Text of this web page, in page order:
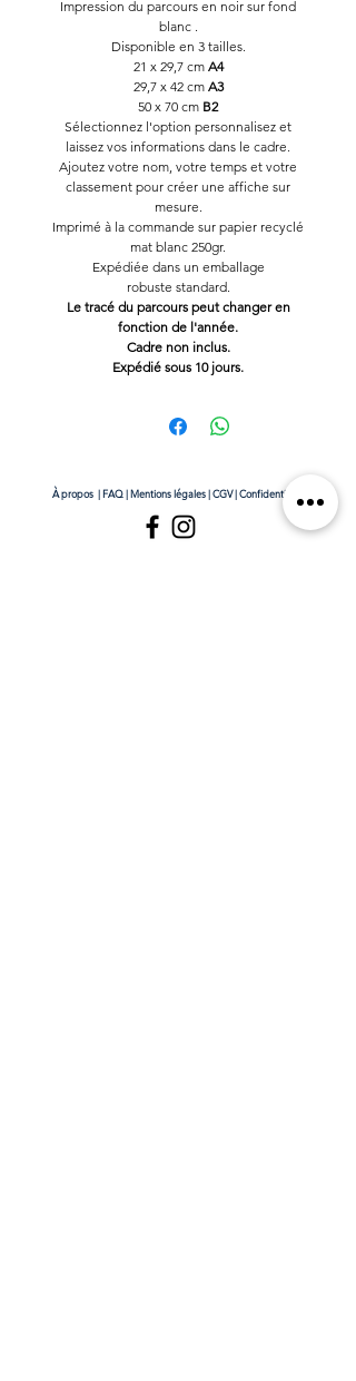
Impression du parcours en noir sur fond
blanc .
Disponible en 3 tailles.
21 x 29,7 cm A4
29,7 x 42 cm A3
50 x 70 cm B2
Sélectionnez l'option personnalisez et
laissez vos informations dans le cadre.
Ajoutez votre nom, votre temps et votre
classement pour créer une affiche sur
mesure.
Imprimé à la commande sur papier recyclé
mat blanc 250gr.
Expédiée dans un emballage
robuste standard.
Le tracé du parcours peut changer en
fonction de l'année.
Cadre non inclus.
Expédié sous 10 jours.
À propos| FAQ|Mentions légales|CGV|Confidentialité